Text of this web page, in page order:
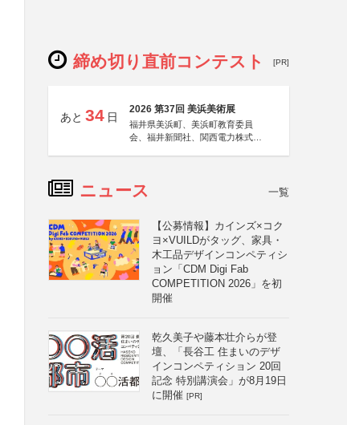
締め切り直前コンテスト [PR]
あと 34 日
2026 第37回 美浜美術展
福井県美浜町、美浜町教育委員
会、福井新聞社、関西電力株式会
ニュース 一覧
【公募情報】カインズ×コク
ヨ×VUILDがタッグ、家具・
木工品デザインコンペティシ
ョン「CDM Digi Fab
COMPETITION 2026」を初
開催
乾久美子や藤本壮介らが登
壇、「長谷工 住まいのデザ
インコンペティション 20回
記念 特別講演会」が8月19日
に開催 [PR]